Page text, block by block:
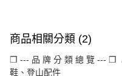
商品相關分類 (2)
❒ --- 品 牌 分 類 總 覽 --- ❒
鞋、登山配件